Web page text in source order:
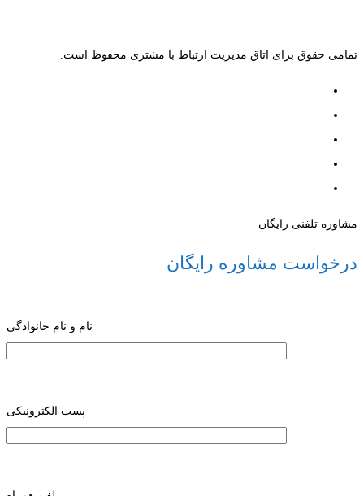
تمامی حقوق برای اتاق مدیریت ارتباط با مشتری محفوظ است.
مشاوره تلفنی رایگان
درخواست مشاوره رایگان
نام و نام خانوادگی
پست الکترونیکی